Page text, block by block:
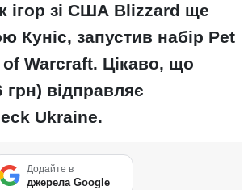
ігор зі США Blizzard ще
Куніс, запустив набір Pet
Warcraft. Цікаво, що
відправляє
Ukraine.
Додайте в
джерела Google